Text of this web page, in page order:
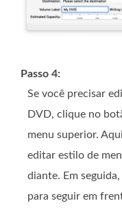
Passo 4:
Se você precisar
DVD, clique no
menu superior.
editar estilo de
diante. Em
para seguir em